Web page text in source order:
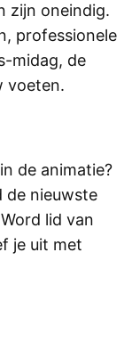
zijn oneindig.
professionele
midag, de
voeten.
de animatie?
de nieuwste
lid van
je uit met